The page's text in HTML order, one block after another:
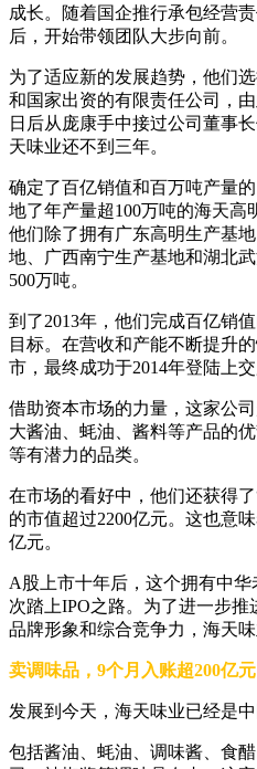
成长。随着国企推行承包经营
后，开始带领团队大步向前。
为了适应新的发展趋势，他们
和国家出资的有限责任公司，
日后从庞康手中接过公司董事
天味业还不到三年。
确定了百亿销值和百万吨产量
地了年产量超100万吨的海天高
他们除了拥有广东高明生产基
地、广西南宁生产基地和湖北
500万吨。
到了2013年，他们完成百亿销
目标。在营收和产能不断提升
市，最终成功于2014年登陆上交
借助资本市场的力量，这家公
大酱油、蚝油、酱料等产品的
等有潜力的品类。
在市场的看好中，他们还获得
的市值超过2200亿元。这也意
亿元。
A股上市十年后，这个拥有中
次踏上IPO之路。为了进一步
品牌形象和综合竞争力，海天
卖调味品，9个月入账超200亿元
发展到今天，海天味业已经是
包括酱油、蚝油、调味酱、食